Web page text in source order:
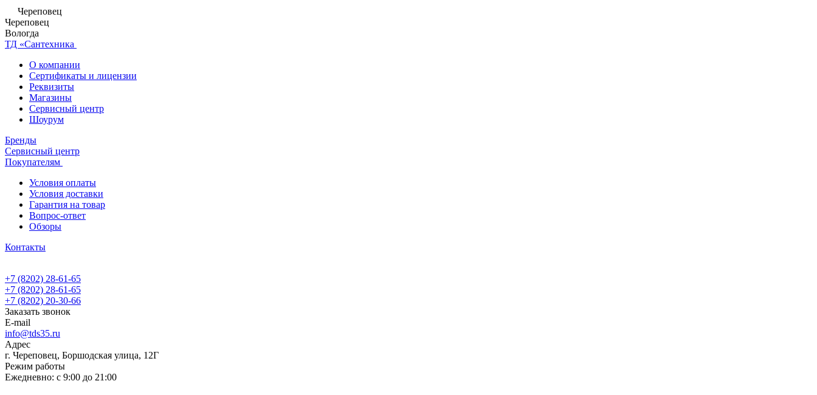
Череповец
Череповец
Вологда
ТД «Сантехника
О компании
Сертификаты и лицензии
Реквизиты
Магазины
Сервисный центр
Шоурум
Бренды
Сервисный центр
Покупателям
Условия оплаты
Условия доставки
Гарантия на товар
Вопрос-ответ
Обзоры
Контакты
+7 (8202) 28‑61-65
+7 (8202) 28‑61-65
+7 (8202) 20‑30-66
Заказать звонок
E-mail
info@tds35.ru
Адрес
г. Череповец, Боршодская улица, 12Г
Режим работы
Ежедневно: с 9:00 до 21:00